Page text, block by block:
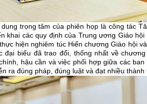
trọng tâm của phiên họp là công tác
khai các quy định của Trung ương Giáo
hiện nghiêm túc Hiến chương Giáo hội
đại biểu đã trao đổi, thống nhất về
hậu cần và việc phối hợp giữa các
ra đúng pháp, đúng luật và đạt nhiều thành